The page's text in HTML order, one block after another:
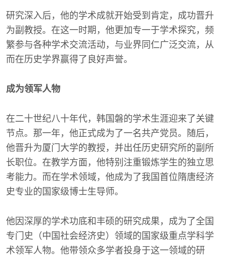
研究深入后，他的学术成就开始受到肯定，成功晋升
为副教授。在这一时期，他更加专一于学术探究，频
繁参与各种学术交流活动，与业界同仁广泛交流，从
而在历史学界赢得了良好声誉。
成为领军人物
在二十世纪八十年代，韩国磐的学术生涯迎来了关键
节点。那一年，他正式成为了一名共产党员。随后，
他晋升为厦门大学的教授，并出任历史研究所的副所
长职位。在教学方面，他特别注重锻炼学生的独立思
考能力。而在学术领域，他成为了我国首位隋唐经济
史专业的国家级博士生导师。
他因深厚的学术功底和丰硕的研究成果，成为了全国
专门史（中国社会经济史）领域的国家级重点学科学
术领军人物。他带领众多学者投身于这一领域的研